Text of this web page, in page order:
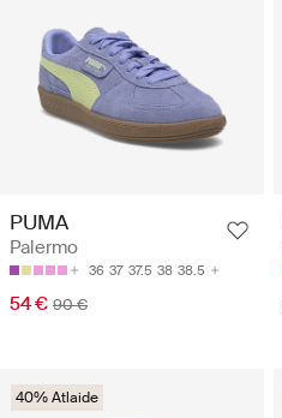
PUMA
Palermo
36 37 37.5 38 38.5
54 € 90 €
40% Atlaide